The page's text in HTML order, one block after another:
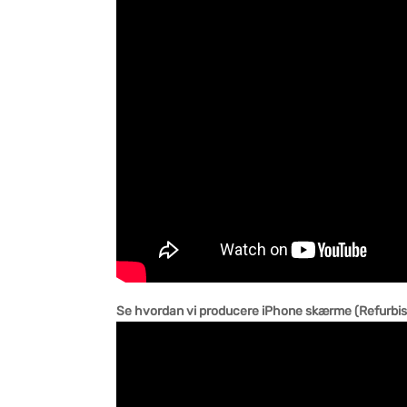
Se hvordan vi producere iPhone skærme